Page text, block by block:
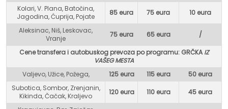
Kolari, V. Plana, Batočina,
Jagodina, Ćuprija, Pojate
85 eura 75 eura 10 eura
Aleksinac, Niš, Leskovac,
Vranje
75 eura 65 eura /
Cene transfera i autobuskog prevoza po programu: GRČKA IZ
VAŠEG MESTA
Valjevo, Užice, Požega,
125 eura 115 eura
50 eura
Subotica, Sombor, Zrenjanin,
Kikinda, Čačak, Kraljevo
120 eura 110 eura 45 eura